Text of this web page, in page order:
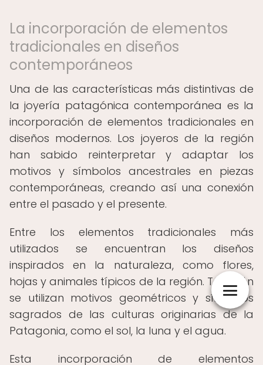
La incorporación de elementos
tradicionales en diseños
contemporáneos
Una de las características más distintivas de
la joyería patagónica contemporánea es la
incorporación de elementos tradicionales en
diseños modernos. Los joyeros de la región
han sabido reinterpretar y adaptar los
motivos y símbolos ancestrales en piezas
contemporáneas, creando así una conexión
entre el pasado y el presente.
Entre los elementos tradicionales más
utilizados se encuentran los diseños
inspirados en la naturaleza, como flores,
hojas y animales típicos de la región. También
se utilizan motivos geométricos y símbolos
sagrados de las culturas originarias de la
Patagonia, como el sol, la luna y el agua.
Esta incorporación de elementos